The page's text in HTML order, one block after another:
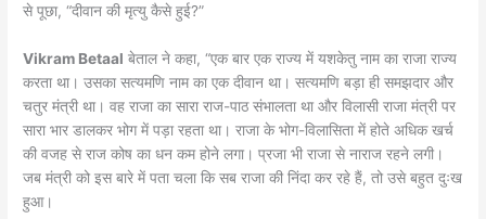
से पूछा, “दीवान की मृत्यु कैसे हुई?”
Vikram Betaal बेताल ने कहा, “एक बार एक राज्य में यशकेतु नाम का राजा राज्य
करता था। उसका सत्यमणि नाम का एक दीवान था। सत्यमणि बड़ा ही समझदार और
चतुर मंत्री था। वह राजा का सारा राज-पाठ संभालता था और विलासी राजा मंत्री पर
सारा भार डालकर भोग में पड़ा रहता था। राजा के भोग-विलासिता में होते अधिक खर्च
की वजह से राज कोष का धन कम होने लगा। प्रजा भी राजा से नाराज रहने लगी।
जब मंत्री को इस बारे में पता चला कि सब राजा की निंदा कर रहे हैं, तो उसे बहुत दुःख
हुआ।